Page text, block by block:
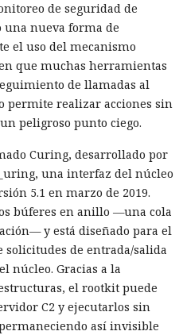
de seguridad de
nueva forma de
el uso del mecanismo
que muchas herramientas
de llamadas al
permite realizar acciones sin
peligroso punto ciego.
Curing, desarrollado por
una interfaz del núcleo
5.1 en marzo de 2019.
búferes en anillo —una cola
y está diseñado para el
solicitudes de entrada/salida
núcleo. Gracias a la
el rootkit puede
C2 y ejecutarlos sin
así invisible